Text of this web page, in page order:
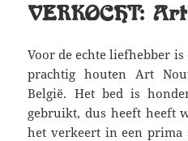
VERKOCHT:
Voor de echte liefhebber
prachtig houten Art
België. Het bed is
gebruikt, dus heeft heeft
het verkeert in een prima